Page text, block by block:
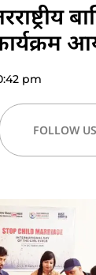
pm
FOLLOW